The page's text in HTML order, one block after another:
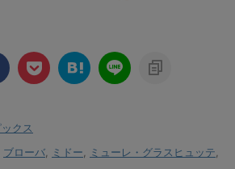
クス
ブローバ, ミドー, ミューレ・グラスヒュッテ,